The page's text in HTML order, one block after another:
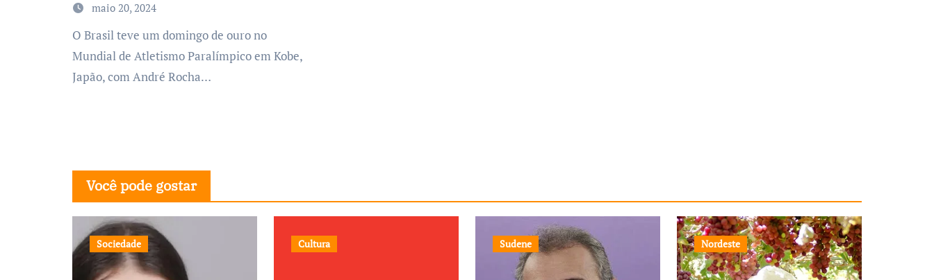
maio 20, 2024
O Brasil teve um domingo de ouro no
Mundial de Atletismo Paralímpico em Kobe,
Japão, com André Rocha…
Você pode gostar
Sociedade Cultura Sudene Nordeste